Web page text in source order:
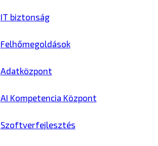
IT biztonság
Felhőmegoldások
Adatközpont
AI Kompetencia Központ
Szoftverfejlesztés